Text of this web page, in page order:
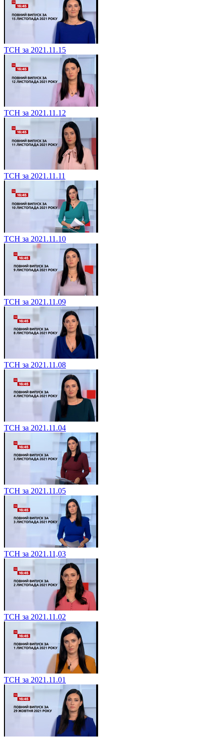
ТСН за 2021.11.15
ТСН за 2021.11.12
ТСН за 2021.11.11
ТСН за 2021.11.10
ТСН за 2021.11.09
ТСН за 2021.11.08
ТСН за 2021.11.04
ТСН за 2021.11.05
ТСН за 2021.11,03
ТСН за 2021.11.02
ТСН за 2021.11.01